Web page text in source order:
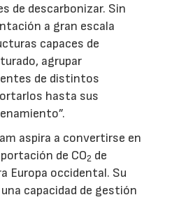
de descarbonizar. Sin
a gran escala
capaces de
agrupar
de distintos
hasta sus
aspira a convertirse en
de CO2 de
Europa occidental. Su
capacidad de gestión